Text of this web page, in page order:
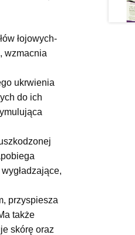
łojowych-
wzmacnia
ukrwienia
do ich
przyspiesza
także
skórę oraz